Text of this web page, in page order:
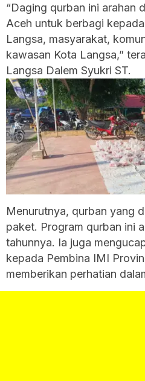
“Daging qurban ini arahan
Aceh untuk berbagi
Langsa, masyarakat,
kawasan Kota Langsa,”
Langsa Dalem Syukri ST.
Menurutnya, qurban yang
paket. Program qurban ini
tahunnya. Ia juga
kepada Pembina IMI
memberikan perhatian